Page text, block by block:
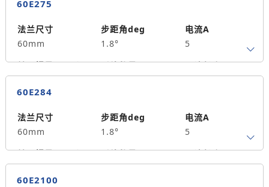
590
60E275
法兰尺寸
60mm
步距角deg
1.8°
电流A
5
转子惯量g.cm²
4
引线数量
75
马达长度mm
2.5
640
60E284
法兰尺寸
60mm
步距角deg
1.8°
电流A
5
转子惯量g.cm²
4
引线数量
84
马达长度mm
3
60E2100